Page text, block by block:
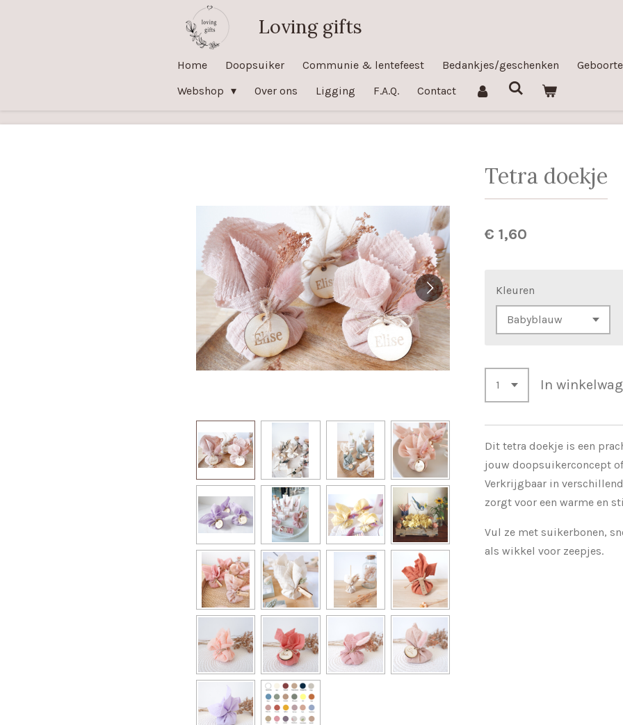
Loving gifts
Home Doopsuiker Communie & lentefeest Bedankjes/geschenken
Webshop
Over ons Ligging F.A.Q. Contact
Tetra doekje
€ 1,60
Kleuren
In
Dit tetra doekje is een
jouw doopsuikerconcept
Verkrijgbaar in
zorgt voor een warme en
Vul ze met suikerbonen,
als wikkel voor zeepjes.